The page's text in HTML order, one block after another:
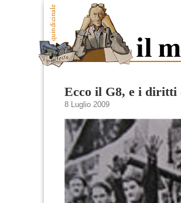
Ecco il G8, e i diritti
8 Luglio 2009